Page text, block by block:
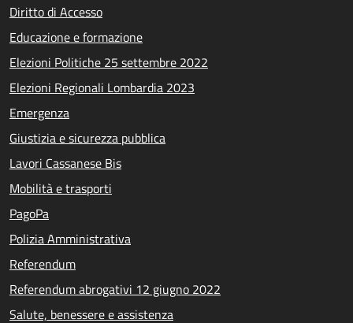
Diritto di Accesso
Educazione e formazione
Elezioni Politiche 25 settembre 2022
Elezioni Regionali Lombardia 2023
Emergenza
Giustizia e sicurezza pubblica
Lavori Cassanese Bis
Mobilità e trasporti
PagoPa
Polizia Amministrativa
Referendum
Referendum abrogativi 12 giugno 2022
Salute, benessere e assistenza